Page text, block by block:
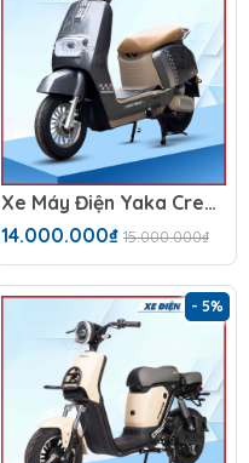
Xe Máy Điện Yaka Cream
14.000.000₫ 15.000.000₫
- 5%